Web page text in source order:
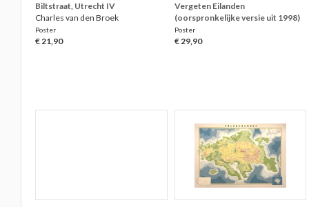
Biltstraat, Utrecht IV
Charles van den Broek
Poster
€ 21,90
Vergeten Eilanden
(oorspronkelijke versie uit 1998)
Poster
€ 29,90